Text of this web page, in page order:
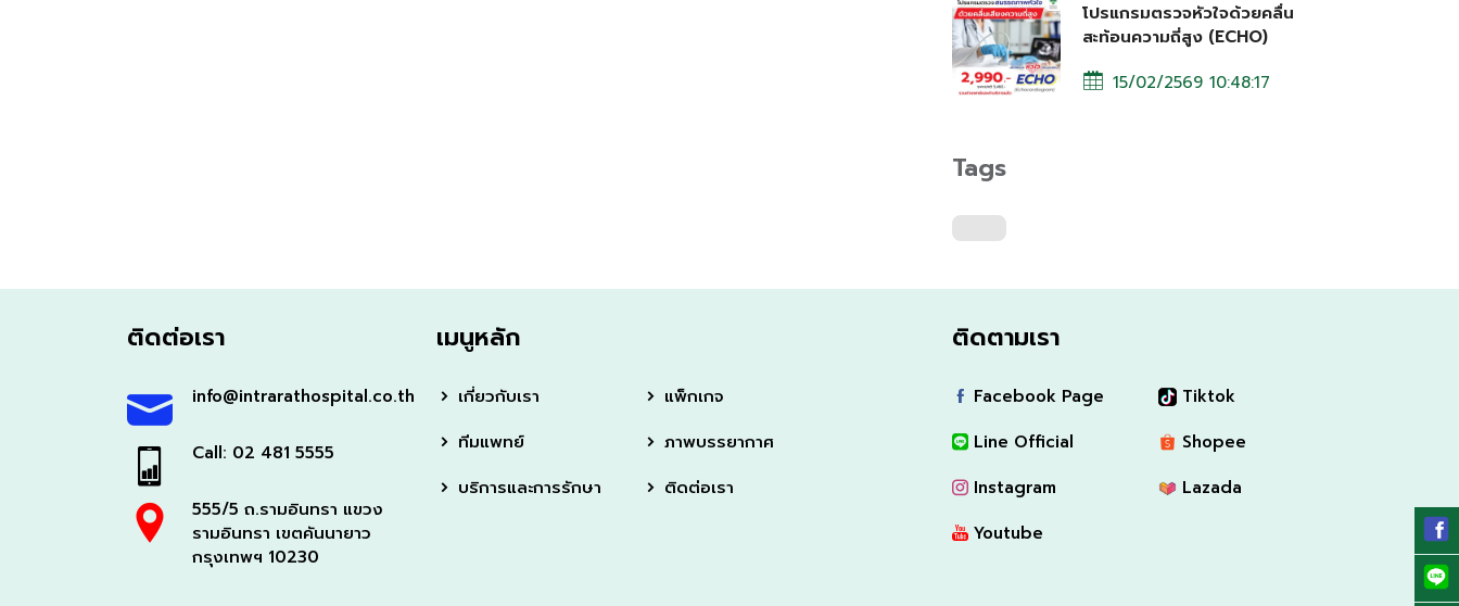
โปรแกรมตรวจหัวใจด้วยคลื่น
สะท้อนความถี่สูง (ECHO)
15/02/2569 10:48:17
Tags
ติดต่อเรา
info@intrarathospital.co.th
Call: 02 481 5555
555/5 ถ.รามอินทรา แขวง
รามอินทรา เขตคันนายาว
กรุงเทพฯ 10230
เมนูหลัก
เกี่ยวกับเรา
ทีมแพทย์
บริการและการรักษา
แพ็กเกจ
ภาพบรรยากาศ
ติดต่อเรา
ติดตามเรา
Facebook Page
Line Official
Instagram
Youtube
Tiktok
Shopee
Lazada